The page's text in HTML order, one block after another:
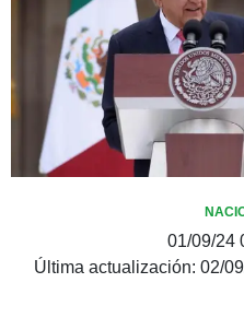
01/09/24
Última actualización: 02/